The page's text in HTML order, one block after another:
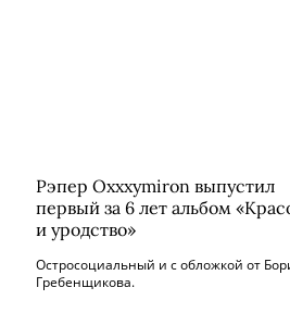
Рэпер Oxxxymiron выпустил
первый за 6 лет альбом
и уродство»
Остросоциальный и с обложкой от
Гребенщикова.